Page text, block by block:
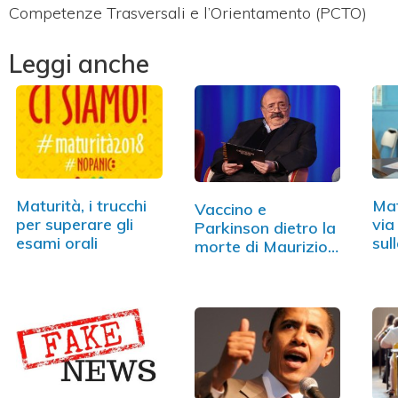
Competenze Trasversali e l’Orientamento (PCTO)
Leggi anche
Maturità, i trucchi
per superare gli
esami orali
Vaccino e
Parkinson dietro la
morte di Maurizio…